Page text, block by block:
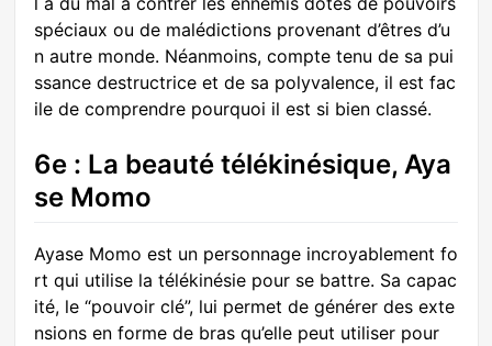
spéciaux ou de malédictions provenant d’êtres d’u
n autre monde. Néanmoins, compte tenu de sa pui
ssance destructrice et de sa polyvalence, il est fac
ile de comprendre pourquoi il est si bien classé.
6e : La beauté télékinésique, Aya
se Momo
Ayase Momo est un personnage incroyablement fo
rt qui utilise la télékinésie pour se battre. Sa capac
ité, le “pouvoir clé”, lui permet de générer des exte
nsions en forme de bras qu’elle peut utiliser pour